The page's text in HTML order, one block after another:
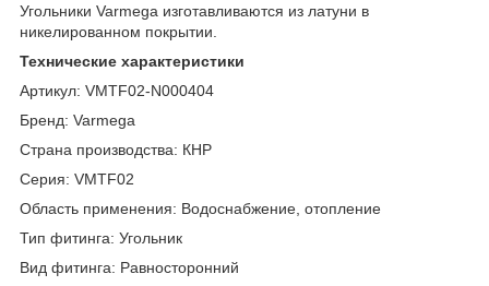
Угольники Varmega изготавливаются из латуни в
никелированном покрытии.
Технические характеристики
Артикул: VMTF02-N000404
Бренд: Varmega
Страна производства: КНР
Серия: VMTF02
Область применения: Водоснабжение, отопление
Тип фитинга: Угольник
Вид фитинга: Равносторонний